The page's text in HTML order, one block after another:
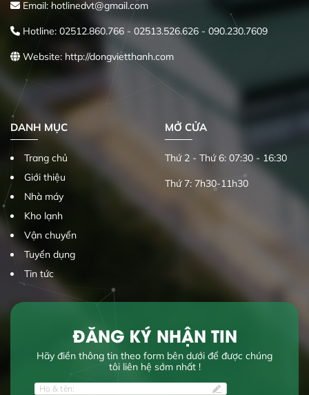
Email: hotlinedvt@gmail.com
Hotline: 02512.860.766 - 02513.526.626 - 090.230.7609
Website: http://dongvietthanh.com
DANH MỤC
Trang chủ
Giới thiệu
Nhà máy
Kho lạnh
Vận chuyển
Tuyển dụng
Tin tức
MỞ CỬA
Thứ 2 - Thứ 6: 07:30 - 16:30
Thứ 7: 7h30-11h30
ĐĂNG KÝ NHẬN TIN
Hãy điền thông tin theo form bên dưới để được chúng
tôi liên hệ sớm nhất !
Họ & tên: